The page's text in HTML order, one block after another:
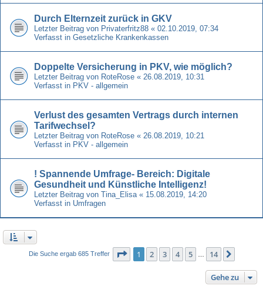
Durch Elternzeit zurück in GKV
Letzter Beitrag von Privaterfritz88 « 02.10.2019, 07:34
Verfasst in Gesetzliche Krankenkassen
Doppelte Versicherung in PKV, wie möglich?
Letzter Beitrag von RoteRose « 26.08.2019, 10:31
Verfasst in PKV - allgemein
Verlust des gesamten Vertrags durch internen
Tarifwechsel?
Letzter Beitrag von RoteRose « 26.08.2019, 10:21
Verfasst in PKV - allgemein
! Spannende Umfrage- Bereich: Digitale
Gesundheit und Künstliche Intelligenz!
Letzter Beitrag von Tina_Elisa « 15.08.2019, 14:20
Verfasst in Umfragen
Die Suche ergab 685 Treffer Seite 1von 14
1 2 3 4 5 14
Gehe zu